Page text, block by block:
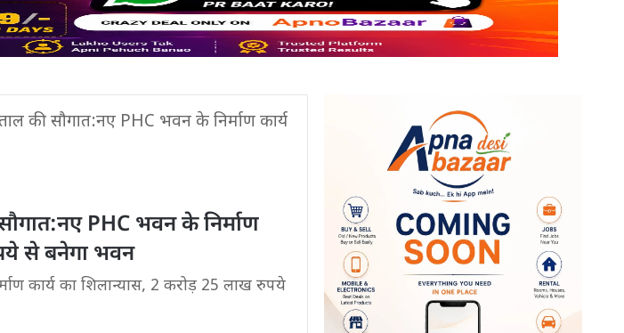
की सौगात:नए PHC भवन के निर्माण कार्य
PHC भवन के निर्माण
से बनेगा भवन
कार्य का शिलान्यास, 2 करोड़ 25 लाख रुपये